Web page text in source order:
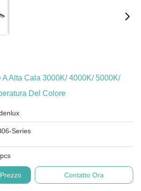
A Alta Cala 3000K/ 4000K/ 5000K/
Del Colore
Series
Contatto Ora